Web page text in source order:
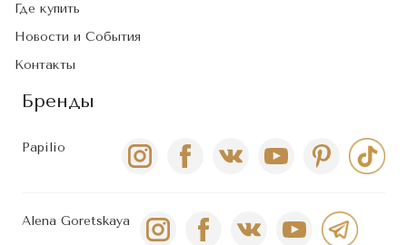
Где купить
Новости и События
Контакты
Бренды
Papilio
Alena Goretskaya